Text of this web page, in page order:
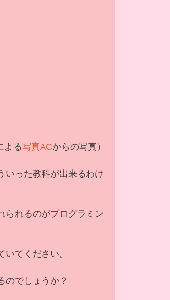
よる写真ACからの写真）
いった教科が出来るわけ
られるのがプログラミン
てください。
のでしょうか？